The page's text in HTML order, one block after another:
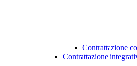
Contrattazione
Contrattazione